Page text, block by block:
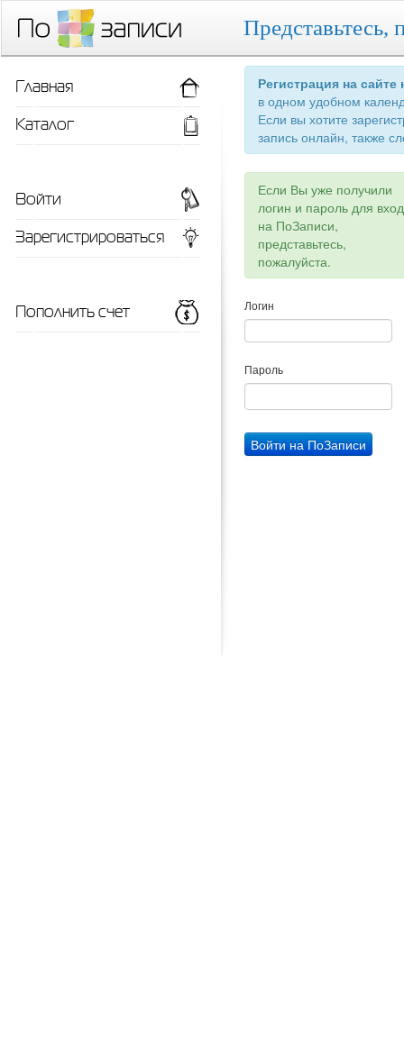
Представьтесь,
Регистрация на
в одном удобном
Если вы хотите
запись онлайн, также
Если Вы уже получили
логин и пароль для
на ПоЗаписи,
представьтесь,
пожалуйста.
Логин
Пароль
Главная
Каталог
Войти
Зарегистрироваться
Пополнить счет